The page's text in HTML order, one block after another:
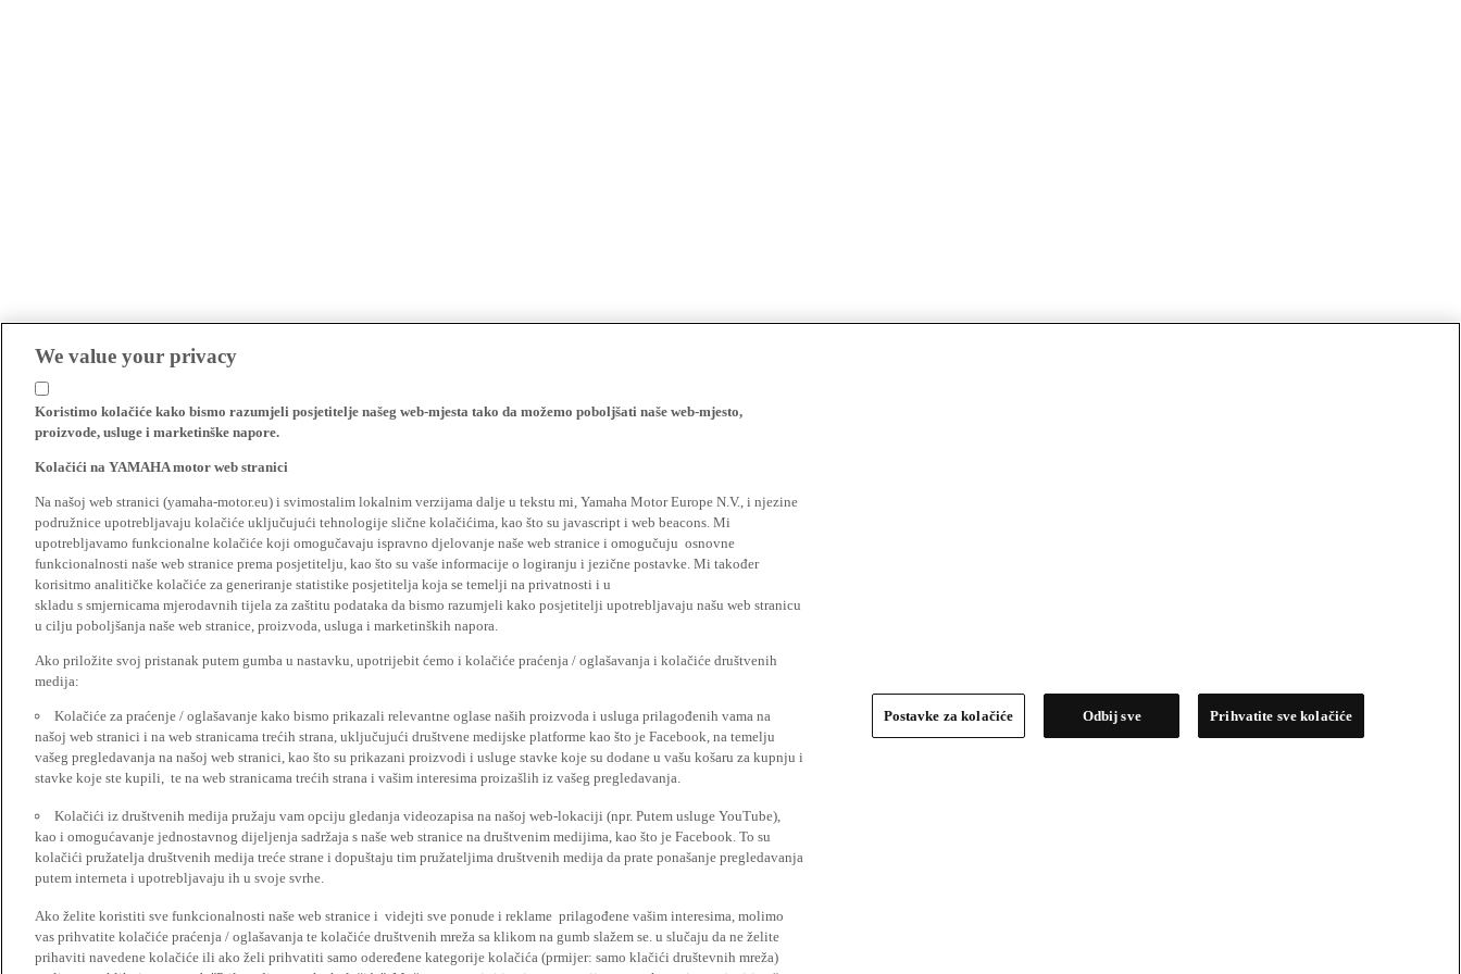
We value your privacy
Koristimo kolačiće kako bismo razumjeli posjetitelje našeg web-mjesta tako da možemo poboljšati naše web-mjesto,
proizvode, usluge i marketinške napore.
Kolačići na YAMAHA motor web stranici
Na našoj web stranici (yamaha-motor.eu) i svimostalim lokalnim verzijama dalje u tekstu mi, Yamaha Motor Europe N.V., i njezine
podružnice upotrebljavaju kolačiće uključujući tehnologije slične kolačićima, kao što su javascript i web beacons. Mi
upotrebljavamo funkcionalne kolačiće koji omogučavaju ispravno djelovanje naše web stranice i omogučuju osnovne
funkcionalnosti naše web stranice prema posjetitelju, kao što su vaše informacije o logiranju i jezične postavke. Mi također
korisitmo analitičke kolačiće za generiranje statistike posjetitelja koja se temelji na privatnosti i u
skladu s smjernicama mjerodavnih tijela za zaštitu podataka da bismo razumjeli kako posjetitelji upotrebljavaju našu web stranicu
u cilju poboljšanja naše web stranice, proizvoda, usluga i marketinških napora.
Ako priložite svoj pristanak putem gumba u nastavku, upotrijebit ćemo i kolačiće praćenja / oglašavanja i kolačiće društvenih
medija:
Kolačiće za praćenje / oglašavanje kako bismo prikazali relevantne oglase naših proizvoda i usluga prilagođenih vama na
našoj web stranici i na web stranicama trećih strana, uključujući društvene medijske platforme kao što je Facebook, na temelju
vašeg pregledavanja na našoj web stranici, kao što su prikazani proizvodi i usluge stavke koje su dodane u vašu košaru za kupnju i
stavke koje ste kupili, te na web stranicama trećih strana i vašim interesima proizašlih iz vašeg pregledavanja.
Kolačići iz društvenih medija pružaju vam opciju gledanja videozapisa na našoj web-lokaciji (npr. Putem usluge YouTube),
kao i omogućavanje jednostavnog dijeljenja sadržaja s naše web stranice na društvenim medijima, kao što je Facebook. To su
kolačići pružatelja društvenih medija treće strane i dopuštaju tim pružateljima društvenih medija da prate ponašanje pregledavanja
putem interneta i upotrebljavaju ih u svoje svrhe.
Ako želite koristiti sve funkcionalnosti naše web stranice i videjti sve ponude i reklame prilagođene vašim interesima, molimo
vas prihvatite kolačiće praćenja / oglašavanja te kolačiće društvenih mreža sa klikom na gumb slažem se. u slučaju da ne želite
prihaviti navedene kolačiće ili ako želi prihvatiti samo odeređene kategorije kolačića (prmijer: samo klačići društevnih mreža)
Postavke za kolačiće Odbij sve Prihvatite sve kolačiće